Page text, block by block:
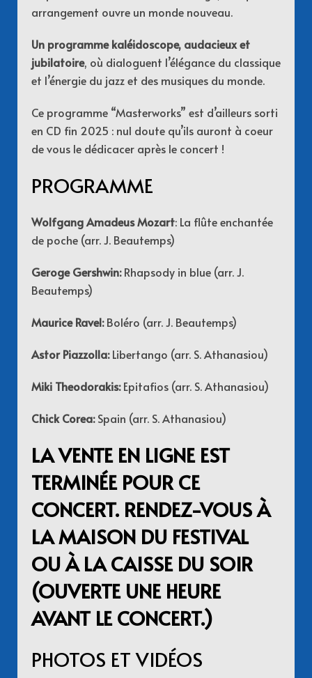
arrangement ouvre un monde nouveau.
Un programme kaléidoscope, audacieux et
jubilatoire, où dialoguent l’élégance du classique
et l’énergie du jazz et des musiques du monde.
Ce programme “Masterworks” est d’ailleurs sorti
en CD fin 2025 : nul doute qu’ils auront à coeur
de vous le dédicacer après le concert !
PROGRAMME
Wolfgang Amadeus Mozart: La flûte enchantée
de poche (arr. J. Beautemps)
Geroge Gershwin:Rhapsody in blue (arr. J.
Beautemps)
Maurice Ravel:Boléro (arr. J. Beautemps)
Astor Piazzolla:Libertango (arr. S. Athanasiou)
Miki Theodorakis:Epitafios (arr. S. Athanasiou)
Chick Corea:Spain (arr. S. Athanasiou)
LA VENTE EN LIGNE EST
TERMINÉE POUR CE
CONCERT. RENDEZ-VOUS À
LA MAISON DU FESTIVAL
OU À LA CAISSE DU SOIR
(OUVERTE UNE HEURE
AVANT LE CONCERT.)
PHOTOS ET VIDÉOS